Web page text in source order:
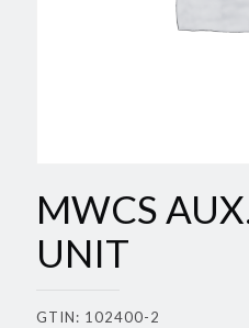
MWCS
UNIT
GTIN: 102400-2